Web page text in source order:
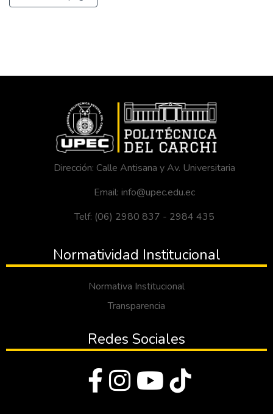
Dirección: Calle Antisana y Av. Universitaria
Email: info@upec.edu.ec
Telf: (06) 2980 837 - 2984 435
Normatividad Institucional
Normativa Institucional
Transparencia
Redes Sociales